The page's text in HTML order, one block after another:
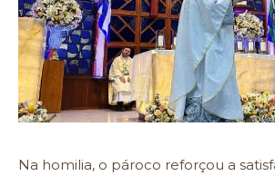
Na homilia, o pároco reforçou a